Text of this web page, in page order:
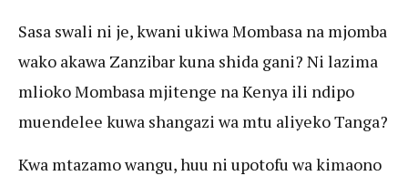
Sasa swali ni je, kwani ukiwa Mombasa na mjomba
wako akawa Zanzibar kuna shida gani? Ni lazima
mlioko Mombasa mjitenge na Kenya ili ndipo
muendelee kuwa shangazi wa mtu aliyeko Tanga?
Kwa mtazamo wangu, huu ni upotofu wa kimaono